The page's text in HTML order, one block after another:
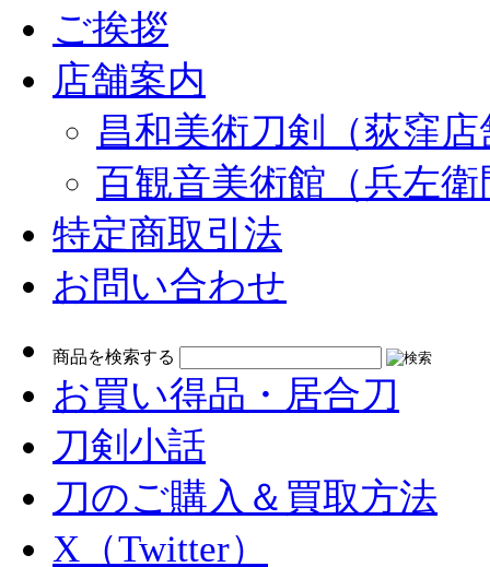
ご挨拶
店舗案内
昌和美術刀剣（荻窪店
百観音美術館（兵左
特定商取引法
お問い合わせ
商品を検索する
索:
お買い得品・居合刀
刀剣小話
刀のご購入＆買取方法
X（Twitter）